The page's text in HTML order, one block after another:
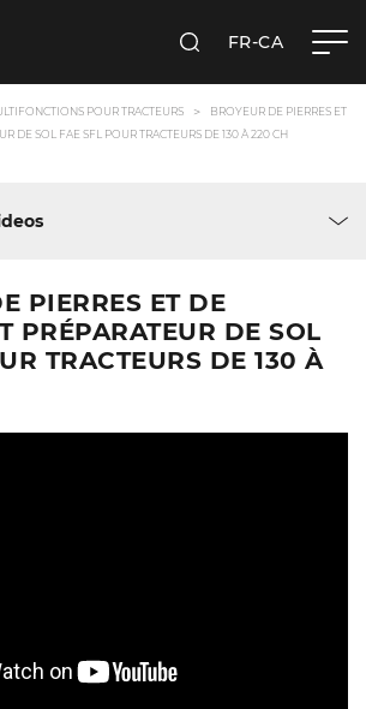
RECHERCHER
FR-CA
POUR TRACTEURS
BROYEUR DE PIERRES ET
DE SOL FAE SFL POUR TRACTEURS DE 130 À 220 CH
PIERRES ET DE
PRÉPARATEUR DE SOL
TRACTEURS DE 130 À